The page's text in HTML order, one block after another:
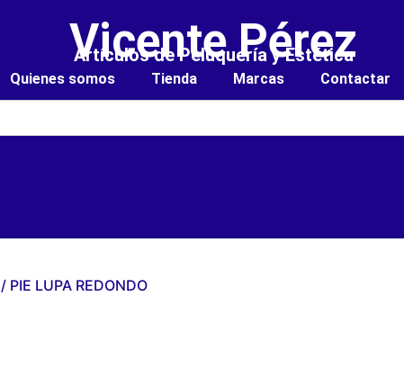
Vicente Pérez
Artículos de Peluquería y Estética
Quienes somos Tienda Marcas Contactar
/ PIE LUPA REDONDO